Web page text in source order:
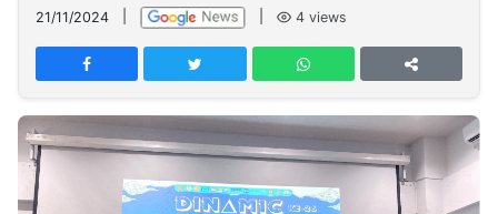
PT
TREETAN
MULTIMEDIA
INDONESIA
Partner
21/11/2024 4 views